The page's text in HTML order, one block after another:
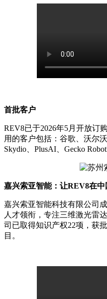
首批客户
REV8已于2026年5月开放订
用的客户包括：谷歌、沃尔
Skydio、PlusAI、Gecko
嘉兴索亚智能：让REV8在中
嘉兴索亚智能科技有限公司
人才领衔，专注三维激光雷
司已取得知识产权22项，获
目。